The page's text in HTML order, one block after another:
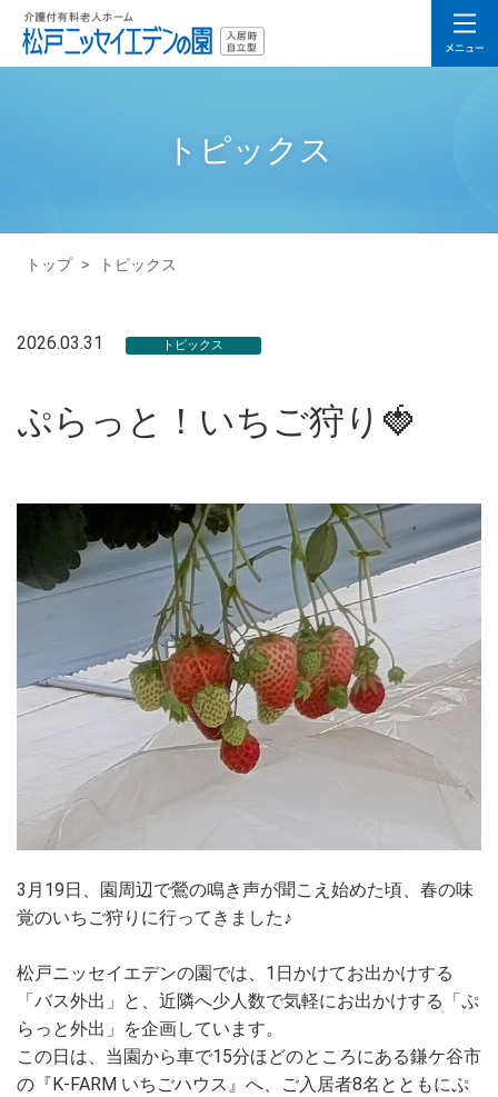
トピックス
トップ > トピックス
2026.03.31 トピックス
ぷらっと！いちご狩り🍓
3月19日、園周辺で鶯の鳴き声が聞こえ始めた頃、春の味
覚のいちご狩りに行ってきました♪
松戸ニッセイエデンの園では、1日かけてお出かけする
「バス外出」と、 近隣へ少人数で気軽にお出かけする「ぷ
らっと外出」を企画しています。
この日は、 当園から車で15分ほどのところにある鎌ケ谷市
の『K-FARM いちごハウス』へ、
ご入居者8名とともにぷ